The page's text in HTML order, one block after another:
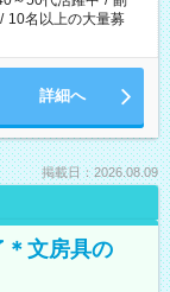
/ 10名以上の大量募
詳細へ
掲載日：2026.08.09
＊文房具の